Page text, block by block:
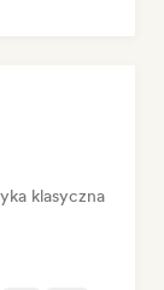
klasyczna